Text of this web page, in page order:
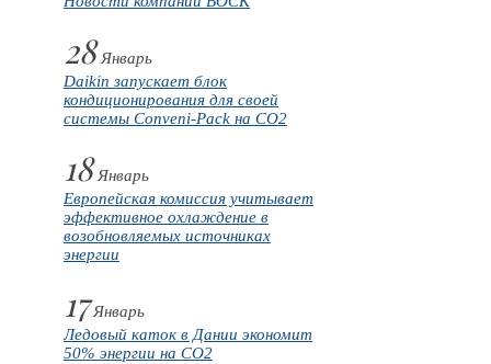
28Январь
Daikin запускает блок
кондиционирования для своей
системы Conveni-Pack на CO2
18Январь
Европейская комиссия учитывает
эффективное охлаждение в
возобновляемых источниках
энергии
17Январь
Ледовый каток в Дании экономит
50% энергии на CO2